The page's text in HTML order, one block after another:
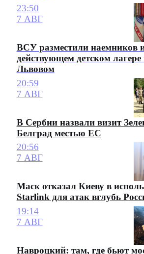
23:50
7 АВГ
ВСУ разместили наемников
действующем детском лагере
Львовом
20:59
7 АВГ
В Сербии назвали визит
Белград местью ЕС
20:56
7 АВГ
Маск отказал Киеву в
Starlink для атак вглубь
19:14
7 АВГ
Навроцкий: там, где бьют